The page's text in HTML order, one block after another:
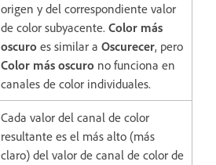
origen y del correspondiente valor
de color subyacente. Color más
oscuro es similar a Oscurecer, pero
Color más oscuro no funciona en
canales de color individuales.
Cada valor del canal de color
resultante es el más alto (más
claro) del valor de canal de color de